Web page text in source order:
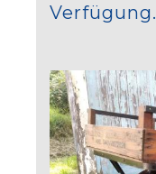
Verfügung.